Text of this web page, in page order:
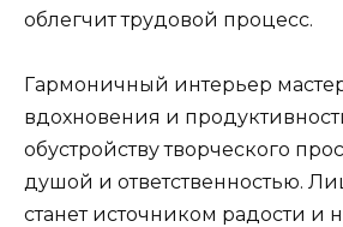
облегчит трудовой процесс.
Гармоничный интерьер
вдохновения и
обустройству творческого
душой и ответственностью.
станет источником радости и